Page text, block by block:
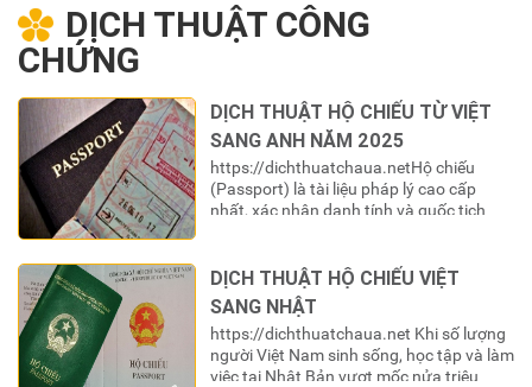
DỊCH THUẬT CÔNG
CHỨNG
DỊCH THUẬT HỘ CHIẾU TỪ VIỆT
SANG ANH NĂM 2025
https://dichthuatchaua.netHộ chiếu
(Passport) là tài liệu pháp lý cao cấp
nhất, xác nhận danh tính và quốc tịch
“chìa khóa” để mở ra cánh cửa thế
giới. Tuy nhiên, để “chìa khóa” này có giá
trị sử dụng trong các hệ thống…
DỊCH THUẬT HỘ CHIẾU VIỆT
SANG NHẬT
https://dichthuatchaua.net Khi số lượng
người Việt Nam sinh sống, học tập và làm
việc tại Nhật Bản vượt mốc nửa triệu